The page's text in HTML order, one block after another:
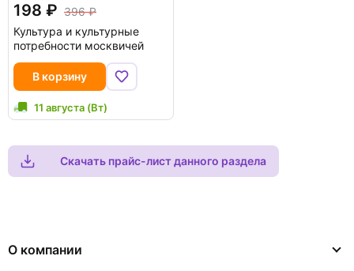
198
396
Культура и культурные
потребности москвичей
В корзину
11 августа (Вт)
Скачать прайс-лист данного раздела
О компании